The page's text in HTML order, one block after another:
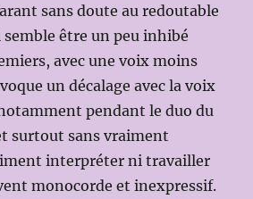
sans doute au redoutable
être un peu inhibé
avec une voix moins
un décalage avec la voix
pendant le duo du
surtout sans vraiment
interpréter ni travailler
monocorde et inexpressif.